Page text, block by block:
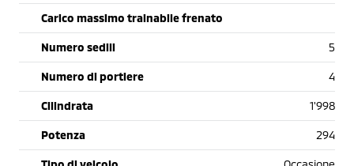
Carico massimo trainabile frenato
Numero sedili 5
Numero di portiere 4
Cilindrata 1'998
Potenza 294